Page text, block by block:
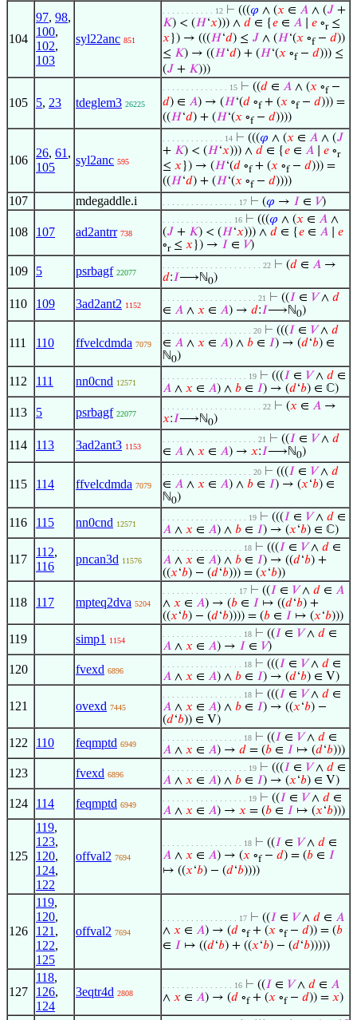
104
97, 98,
100,
102,
103
syl22anc 851
. . . . . . . . . . . 12 ⊢ (((𝜑 ∧ (𝑥 ∈ 𝐴 ∧ (𝐽 +
𝐾) < (𝐻‘𝑥))) ∧ 𝑑 ∈ {𝑒 ∈ 𝐴 𝑒 ∘r≤
𝑥 }) → (((𝐻‘𝑑) ≤ 𝐽 ∧ (𝐻‘(𝑥 ∘f− 𝑑))
≤ 𝐾) → ((𝐻‘𝑑) + (𝐻‘(𝑥 ∘f− 𝑑))) ≤
(𝐽+ 𝐾)))
105 5, 23 tdeglem3 26225
. . . . . . . . . . . . . . 15 ⊢ ((𝑑 ∈ 𝐴 ∧ (𝑥 ∘f−
𝑑) ∈ 𝐴) → (𝐻‘(𝑑 ∘f+ (𝑥 ∘f− 𝑑))) =
((𝐻‘𝑑) + (𝐻‘(𝑥 ∘f− 𝑑))))
106
26, 61 ,
105
syl2anc 595
. . . . . . . . . . . . . 14 ⊢ (((𝜑 ∧ (𝑥 ∈ 𝐴 ∧ (𝐽
+ 𝐾) < (𝐻‘𝑥))) ∧ 𝑑 ∈ {𝑒 ∈ 𝐴 𝑒 ∘r
≤ 𝑥 }) → (𝐻‘(𝑑 ∘f+ (𝑥 ∘f− 𝑑))) =
((𝐻‘𝑑) + (𝐻‘(𝑥 ∘f− 𝑑))))
107 mdegaddle.i . . . . . . . . . . . . . . . . 17 ⊢ (𝜑 → 𝐼 ∈ 𝑉)
108 107 ad2antrr 738
. . . . . . . . . . . . . . . 16 ⊢ (((𝜑 ∧ (𝑥 ∈ 𝐴 ∧
(𝐽 + 𝐾) < (𝐻‘𝑥))) ∧ 𝑑 ∈ {𝑒 ∈ 𝐴
𝑒
∘r≤ 𝑥 }) → 𝐼 ∈ 𝑉)
109 5 psrbagf 22077
. . . . . . . . . . . . . . . . . . . . . 22 ⊢ (𝑑 ∈ 𝐴 →
𝑑:𝐼⟶ℕ0)
110 109 3ad2ant2 1152
. . . . . . . . . . . . . . . . . . . . 21 ⊢ ((𝐼 ∈ 𝑉∧ 𝑑
∈ 𝐴 ∧ 𝑥 ∈ 𝐴) → 𝑑:𝐼⟶ℕ0)
111 110 ffvelcdmda 7079
. . . . . . . . . . . . . . . . . . . 20 ⊢ (((𝐼 ∈ 𝑉∧ 𝑑
∈ 𝐴 ∧ 𝑥 ∈ 𝐴) ∧ 𝑏 ∈ 𝐼) → (𝑑‘𝑏) ∈
ℕ0)
112 111 nn0cnd 12571
. . . . . . . . . . . . . . . . . . 19 ⊢ (((𝐼 ∈ 𝑉∧ 𝑑 ∈
𝐴 ∧ 𝑥 ∈ 𝐴) ∧ 𝑏 ∈ 𝐼) → (𝑑‘𝑏) ∈ ℂ)
113 5 psrbagf 22077
. . . . . . . . . . . . . . . . . . . . . 22 ⊢ (𝑥 ∈ 𝐴 →
𝑥:𝐼⟶ℕ0)
114 113 3ad2ant3 1153
. . . . . . . . . . . . . . . . . . . . 21 ⊢ ((𝐼 ∈ 𝑉∧ 𝑑
∈ 𝐴 ∧ 𝑥 ∈ 𝐴) → 𝑥:𝐼⟶ℕ0)
115 114 ffvelcdmda 7079
. . . . . . . . . . . . . . . . . . . 20 ⊢ (((𝐼 ∈ 𝑉∧ 𝑑
∈ 𝐴 ∧ 𝑥 ∈ 𝐴) ∧ 𝑏 ∈ 𝐼) → (𝑥‘𝑏) ∈
ℕ0)
116 115 nn0cnd 12571
. . . . . . . . . . . . . . . . . . 19 ⊢ (((𝐼 ∈ 𝑉∧ 𝑑 ∈
𝐴 ∧ 𝑥 ∈ 𝐴) ∧ 𝑏 ∈ 𝐼) → (𝑥‘𝑏) ∈ ℂ)
117
112,
116
pncan3d 11576
. . . . . . . . . . . . . . . . . 18 ⊢ (((𝐼 ∈ 𝑉∧ 𝑑 ∈
𝐴 ∧ 𝑥 ∈ 𝐴) ∧ 𝑏 ∈ 𝐼) → ((𝑑‘𝑏) +
((𝑥‘𝑏) − (𝑑‘𝑏))) = (𝑥‘𝑏))
118 117 mpteq2dva 5204
. . . . . . . . . . . . . . . . 17 ⊢ ((𝐼 ∈ 𝑉∧ 𝑑 ∈ 𝐴
∧ 𝑥 ∈ 𝐴) → (𝑏 ∈ 𝐼 ↦ ((𝑑‘𝑏) +
((𝑥‘𝑏) − (𝑑‘𝑏)))) = (𝑏 ∈ 𝐼 ↦ (𝑥‘𝑏)))
119 simp1 1154
. . . . . . . . . . . . . . . . . 18 ⊢ ((𝐼 ∈ 𝑉∧ 𝑑 ∈
𝐴 ∧ 𝑥 ∈ 𝐴) → 𝐼 ∈ 𝑉)
120 fvexd 6896
. . . . . . . . . . . . . . . . . 18 ⊢ (((𝐼 ∈ 𝑉∧ 𝑑 ∈
𝐴 ∧ 𝑥 ∈ 𝐴) ∧ 𝑏 ∈ 𝐼) → (𝑑‘𝑏) ∈ V)
121 ovexd 7445
. . . . . . . . . . . . . . . . . 18 ⊢ (((𝐼 ∈ 𝑉∧ 𝑑 ∈
𝐴 ∧ 𝑥 ∈ 𝐴) ∧ 𝑏 ∈ 𝐼) → ((𝑥‘𝑏) −
(𝑑‘𝑏)) ∈ V)
122 110 feqmptd 6949
. . . . . . . . . . . . . . . . . 18 ⊢ ((𝐼 ∈ 𝑉∧ 𝑑 ∈
𝐴 ∧ 𝑥 ∈ 𝐴) → 𝑑 = (𝑏 ∈ 𝐼 ↦ (𝑑‘𝑏)))
123 fvexd 6896
. . . . . . . . . . . . . . . . . . 19 ⊢ (((𝐼 ∈ 𝑉∧ 𝑑 ∈
𝐴 ∧ 𝑥 ∈ 𝐴) ∧ 𝑏 ∈ 𝐼) → (𝑥‘𝑏) ∈ V)
124 114 feqmptd 6949
. . . . . . . . . . . . . . . . . . 19 ⊢ ((𝐼 ∈ 𝑉∧ 𝑑 ∈
𝐴 ∧ 𝑥 ∈ 𝐴) → 𝑥 = (𝑏 ∈ 𝐼 ↦ (𝑥‘𝑏)))
125
119,
123,
120,
124,
122
offval2 7694
. . . . . . . . . . . . . . . . . 18 ⊢ ((𝐼 ∈ 𝑉∧ 𝑑 ∈
𝐴 ∧ 𝑥 ∈ 𝐴) → (𝑥 ∘f− 𝑑) = (𝑏 ∈ 𝐼
↦ ((𝑥‘𝑏) − (𝑑‘𝑏))))
126
119,
120,
121 ,
122,
125
offval2 7694
. . . . . . . . . . . . . . . . 17 ⊢ ((𝐼 ∈ 𝑉∧ 𝑑 ∈ 𝐴
∧ 𝑥 ∈ 𝐴) → (𝑑 ∘f+ (𝑥 ∘f− 𝑑)) = (𝑏
∈ 𝐼 ↦ ((𝑑‘𝑏) + ((𝑥‘𝑏) − (𝑑‘𝑏)))))
127
118,
126,
124
3eqtr4d 2808
. . . . . . . . . . . . . . . 16 ⊢ ((𝐼 ∈ 𝑉∧ 𝑑 ∈ 𝐴
∧ 𝑥 ∈ 𝐴) → (𝑑 ∘f+ (𝑥 ∘f− 𝑑)) = 𝑥)